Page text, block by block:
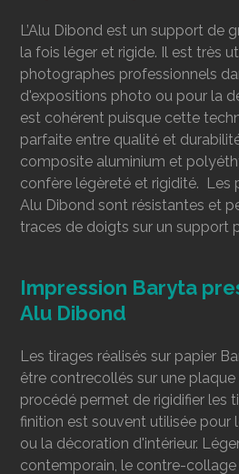
L’Alu Dibond est un support de
la fois léger et rigide. Il est très
photographes professionnels
d'expositions photo ou pour la
est cohérent puisque cette
parfaite entre qualité et
composite aluminium et
confère légèreté et rigidité. Les
Alu Dibond sont résistantes et
traces de doigts sur un support
Impression Baryta
Alu Dibond
Les tirages réalisés sur papier
être contrecollés sur une
procédé permet de rigidifier les
finition est souvent utilisée pour
ou la décoration d'intérieur.
contemporain, le contre-collage